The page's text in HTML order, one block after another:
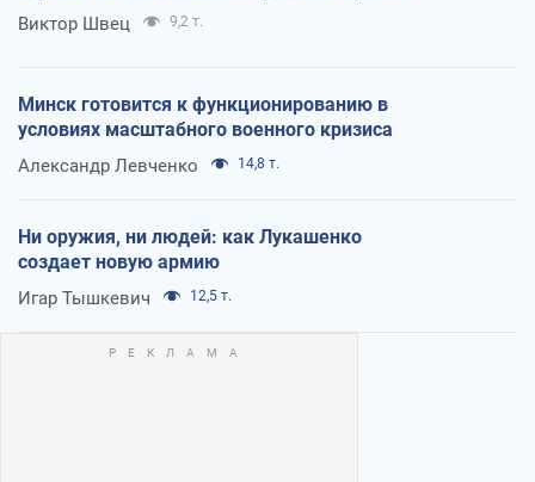
Виктор Швец 9,2 т.
Минск готовится к функционированию в
условиях масштабного военного кризиса
Александр Левченко 14,8 т.
Ни оружия, ни людей: как Лукашенко
создает новую армию
Игар Тышкевич 12,5 т.